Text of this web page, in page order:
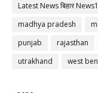
Latest News बिहार
madhya pradesh
punjab
rajasthan
utrakhand
west